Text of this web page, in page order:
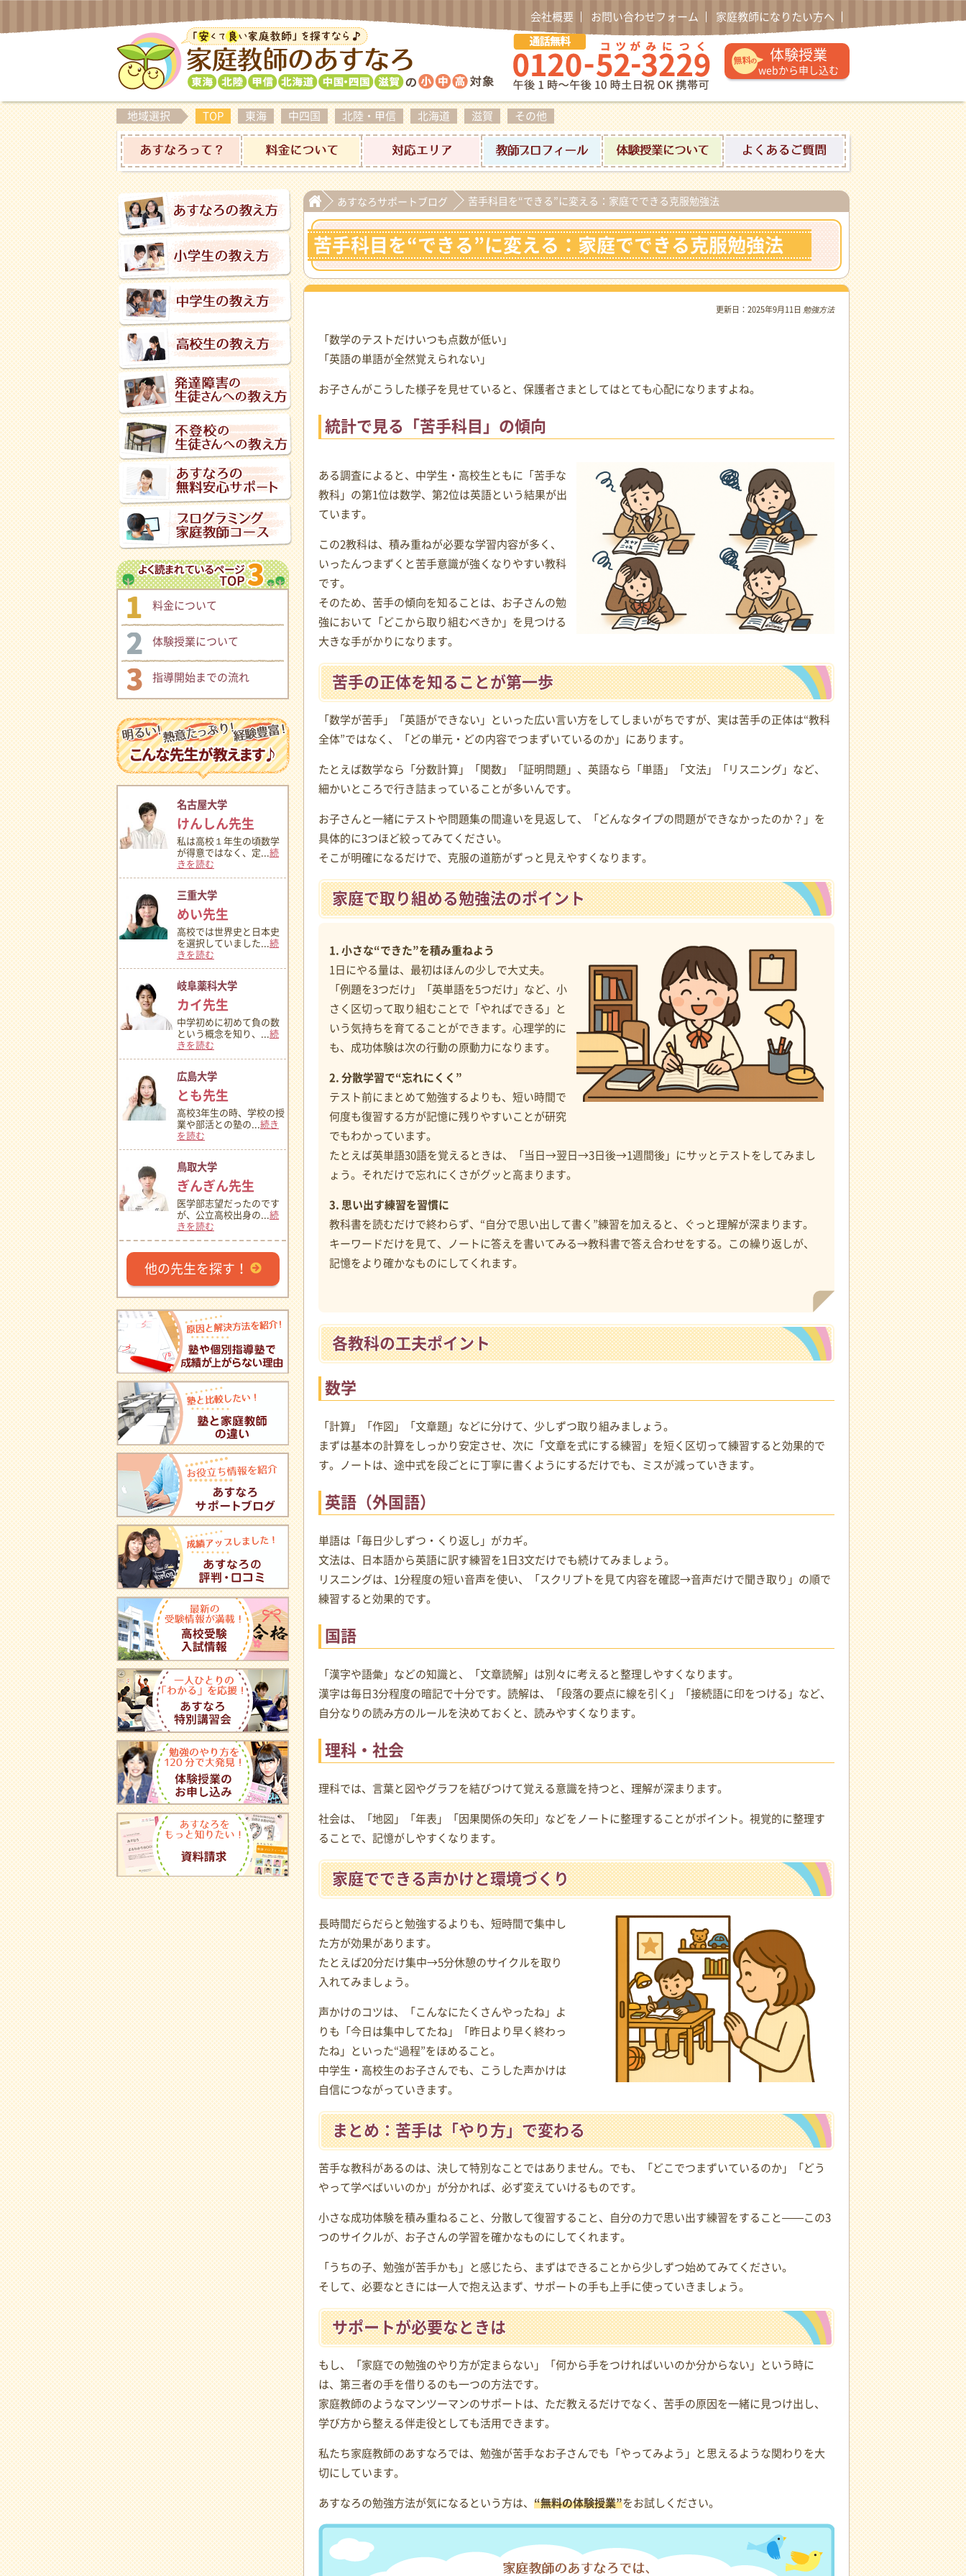
会社概要 お問い合わせフォーム 家庭教師になりたい方へ
通話無料 0120-52-3229 午後1時〜午後10時土日祝日
体験授業
webから申し込む
地域選択 TOP 東海 中四国 北陸・甲信 北海道 滋賀 その他
あすなろって？ 料金について 対応エリア 家庭教師プロフィール 体験授業について よくあるご質問
料金について
体験授業について
指導開始までの流れ
名古屋大学
けんしん先生
私は高校１年生の頃数学
が得意ではなく、定... 続
きを読む
三重大学
めい先生
高校では世界史と日本史
を選択していました... 続
きを読む
岐阜薬科大学
カイ先生
中学初めに初めて負の数
という概念を知り、... 続
きを読む
広島大学
とも先生
高校3年生の時、学校の授
業や部活との塾の... 続き
を読む
鳥取大学
ぎんぎん先生
医学部志望だったのです
が、公立高校出身の... 続
きを読む
他の先生を探す！
あすなろサポートブログ 苦手科目を“できる”に変える：家庭でできる克服勉強法
苦手科目を“できる”に変える：家庭でできる克服勉強法
更新日： 2025年9月11日 勉強方法
「数学のテストだけいつも点数が低い」
「英語の単語が全然覚えられない」
お子さんがこうした様子を見せていると、保護者さまとしてはとても心配になりますよね。
統計で見る「苦手科目」の傾向
ある調査によると、中学生・高校生ともに「苦手な
教科」の第1位は数学、第2位は英語という結果が出
ています。
この2教科は、積み重ねが必要な学習内容が多く、
いったんつまずくと苦手意識が強くなりやすい教科
です。
そのため、苦手の傾向を知ることは、お子さんの勉
強において「どこから取り組むべきか」を見つける
大きな手がかりになります。
苦手の正体を知ることが第一歩
「数学が苦手」「英語ができない」といった広い言い方をしてしまいがちですが、実は苦手の正体は“教科
全体”ではなく、「どの単元・どの内容でつまずいているのか」にあります。
たとえば数学なら「分数計算」「関数」「証明問題」、英語なら「単語」「文法」「リスニング」など、
細かいところで行き詰まっていることが多いんです。
お子さんと一緒にテストや問題集の間違いを見返して、「どんなタイプの問題ができなかったのか？」を
具体的に3つほど絞ってみてください。
そこが明確になるだけで、克服の道筋がずっと見えやすくなります。
家庭で取り組める勉強法のポイント
1. 小さな“できた”を積み重ねよう
1日にやる量は、最初はほんの少しで大丈夫。
「例題を3つだけ」「英単語を5つだけ」など、小
さく区切って取り組むことで「やればできる」と
いう気持ちを育てることができます。心理学的に
も、成功体験は次の行動の原動力になります。
2. 分散学習で“忘れにくく”
テスト前にまとめて勉強するよりも、短い時間で
何度も復習する方が記憶に残りやすいことが研究
でもわかっています。
たとえば英単語30語を覚えるときは、「当日→翌日→3日後→1週間後」にサッとテストをしてみまし
ょう。それだけで忘れにくさがグッと高まります。
3. 思い出す練習を習慣に
教科書を読むだけで終わらず、“自分で思い出して書く”練習を加えると、ぐっと理解が深まります。
キーワードだけを見て、ノートに答えを書いてみる→教科書で答え合わせをする。この繰り返しが、
記憶をより確かなものにしてくれます。
各教科の工夫ポイント
数学
「計算」「作図」「文章題」などに分けて、少しずつ取り組みましょう。
まずは基本の計算をしっかり安定させ、次に「文章を式にする練習」を短く区切って練習すると効果的で
す。ノートは、途中式を段ごとに丁寧に書くようにするだけでも、ミスが減っていきます。
英語（外国語）
単語は「毎日少しずつ・くり返し」がカギ。
文法は、日本語から英語に訳す練習を1日3文だけでも続けてみましょう。
リスニングは、1分程度の短い音声を使い、「スクリプトを見て内容を確認→音声だけで聞き取り」の順で
練習すると効果的です。
国語
「漢字や語彙」などの知識と、「文章読解」は別々に考えると整理しやすくなります。
漢字は毎日3分程度の暗記で十分です。読解は、「段落の要点に線を引く」「接続語に印をつける」など、
自分なりの読み方のルールを決めておくと、読みやすくなります。
理科・社会
理科では、言葉と図やグラフを結びつけて覚える意識を持つと、理解が深まります。
社会は、「地図」「年表」「因果関係の矢印」などをノートに整理することがポイント。視覚的に整理す
ることで、記憶がしやすくなります。
家庭でできる声かけと環境づくり
長時間だらだらと勉強するよりも、短時間で集中し
た方が効果があります。
たとえば20分だけ集中→5分休憩のサイクルを取り
入れてみましょう。
声かけのコツは、「こんなにたくさんやったね」よ
りも「今日は集中してたね」「昨日より早く終わっ
たね」といった“過程”をほめること。
中学生・高校生のお子さんでも、こうした声かけは
自信につながっていきます。
まとめ：苦手は「やり方」で変わる
苦手な教科があるのは、決して特別なことではありません。でも、「どこでつまずいているのか」「どう
やって学べばいいのか」が分かれば、必ず変えていけるものです。
小さな成功体験を積み重ねること、分散して復習すること、自分の力で思い出す練習をすること——この3
つのサイクルが、お子さんの学習を確かなものにしてくれます。
「うちの子、勉強が苦手かも」と感じたら、まずはできることから少しずつ始めてみてください。
そして、必要なときには一人で抱え込まず、サポートの手も上手に使っていきましょう。
サポートが必要なときは
もし、「家庭での勉強のやり方が定まらない」「何から手をつければいいのか分からない」という時に
は、第三者の手を借りるのも一つの方法です。
家庭教師のようなマンツーマンのサポートは、ただ教えるだけでなく、苦手の原因を一緒に見つけ出し、
学び方から整える伴走役としても活用できます。
私たち家庭教師のあすなろでは、勉強が苦手なお子さんでも「やってみよう」と思えるような関わりを大
切にしています。
あすなろの勉強方法が気になるという方は、 “無料の体験授業”をお試しください。